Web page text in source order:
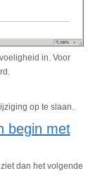
in. Voor
op te slaan.
begin met
dan het volgende